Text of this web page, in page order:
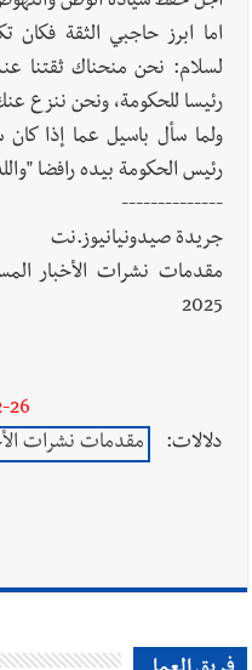
اما ابرز حاجبي الثقة فكان
لسلام: نحن منحناك ثقتنا
رئيسا للحكومة، ونحن ننزع
ولما سأل باسيل عما إذا كان
رئيس الحكومة بيده رافضا
--------------
جريدة صيدونيانيوز.نت
2025
26
دلالات:
مقدمات نشرات